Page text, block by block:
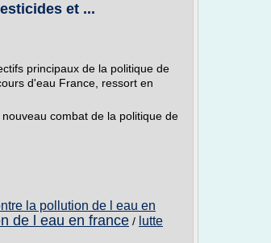
et ...
principaux de la politique de
d'eau France, ressort en
combat de la politique de
la pollution de l eau en
de l eau en france / lutte